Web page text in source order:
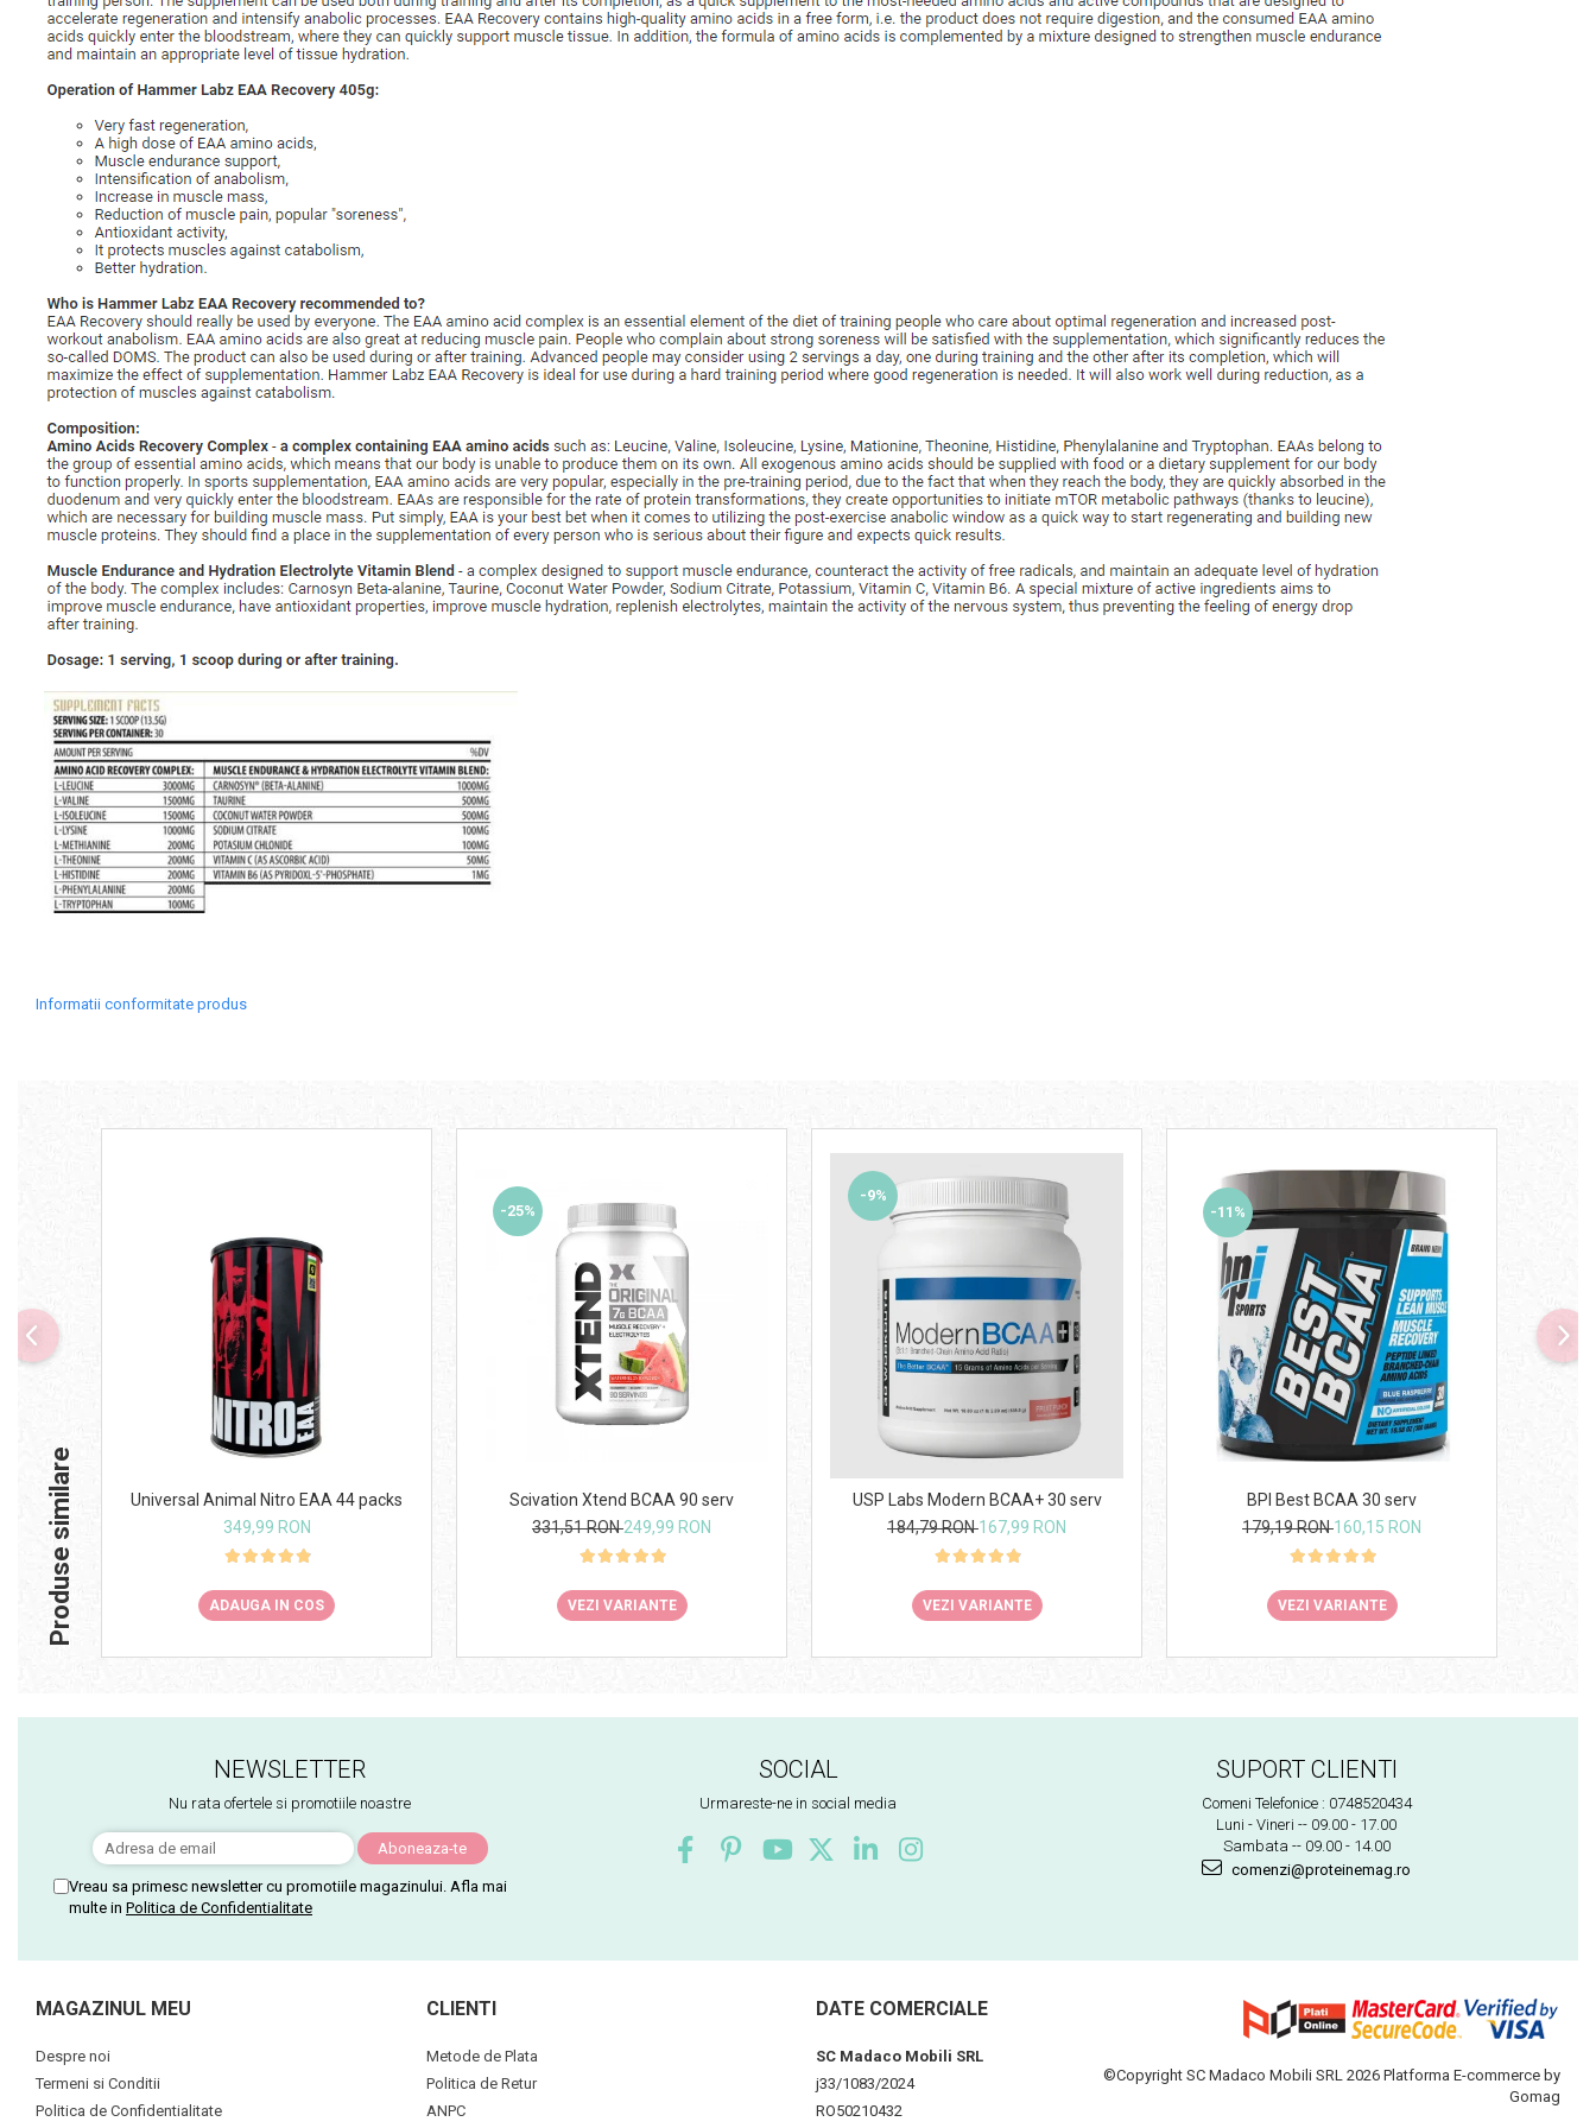
Olimp Sport Nutrition
Optimum Nutrition
Osavi
PerfectShaker
PeScience
Power System
Pro Supps
Pro Tan
Puritan`s Pride
Raw Nutrition
REDCON1
Revoflex
Rich Piana 5% Nutrition
RIPT
Scitec
Scivation
Skill Nutrition
Smart Shake
Swanson
Under Armour
Universal
Vitargo
Weider
Zenana
Informatii conformitate produs
Produse similare
Universal Animal Nitro EAA 44 packs
349,99 RON
ADAUGA IN COS
-25%
Scivation Xtend BCAA 90 serv
331,51 RON249,99 RON
VEZI VARIANTE
-9%
USP Labs Modern BCAA+ 30 serv
184,79 RON167,99 RON
VEZI VARIANTE
-11%
BPI Best BCAA 30 serv
179,19 RON160,15 RON
VEZI VARIANTE
-
NEWSLETTER
Nu rata ofertele si promotiile noastre
Vreau sa primesc newsletter cu promotiile magazinului. Afla mai
multe in Politica de Confidentialitate
SOCIAL
Urmareste-ne in social media
SUPORT CLIENTI
Comeni Telefonice : 0748520434
Luni - Vineri -- 09.00 - 17.00
Sambata -- 09.00 - 14.00
comenzi@proteinemag.ro
MAGAZINUL MEU
Despre noi
Termeni si Conditii
Politica de Confidentialitate
CLIENTI
Metode de Plata
Politica de Retur
ANPC
DATE COMERCIALE
SC Madaco Mobili SRL
j33/1083/2024
RO50210432
©Copyright SC Madaco Mobili SRL 2026 Platforma E-commerce by
Gomag